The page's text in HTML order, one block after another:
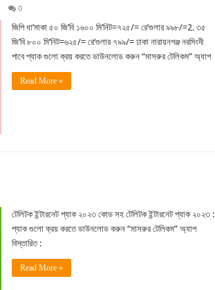
0
জিপি ধা’মাকা ৫০ জি’বি ১৬০০ মি’নিট=৭২৫/= রে’গুলার ৯৯৮/=2. ৩৫
জি’বি ৮০০ মি’নিট=৬২৫/= রে’গুলার ৭৯৯/= ঢাকা নারায়নগঞ্জ নরসিংদী
পাবে প্যাক গুলো ক্রয় করতে ডাউনলোড করুন “মাসরুর টেলিকম” অ্যাপ
Read More »
টেলিটক ইন্টারনেট প্যাক ২০২৩ কোড সহ টেলিটক ইন্টারনেট প্যাক ২০২৩ :
প্যাক গুলো ক্রয় করতে ডাউনলোড করুন “মাসরুর টেলিকম” অ্যাপ
বিস্তারিত :
Read More »